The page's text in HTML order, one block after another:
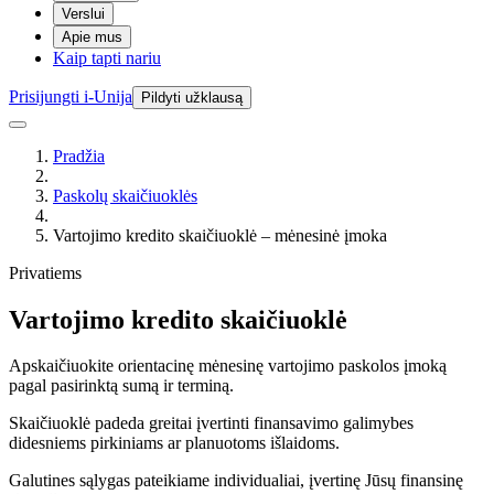
Verslui
Apie mus
Kaip tapti nariu
Prisijungti i-Unija Pildyti užklausą
Pradžia
Paskolų skaičiuoklės
Vartojimo kredito skaičiuoklė – mėnesinė įmoka
Privatiems
Vartojimo kredito skaičiuoklė
Apskaičiuokite orientacinę mėnesinę vartojimo paskolos įmoką
pagal pasirinktą sumą ir terminą.
Skaičiuoklė padeda greitai įvertinti finansavimo galimybes
didesniems pirkiniams ar planuotoms išlaidoms.
Galutines sąlygas pateikiame individualiai, įvertinę Jūsų finansinę